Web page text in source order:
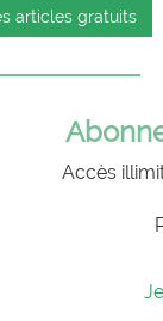
articles gratuits
Accès